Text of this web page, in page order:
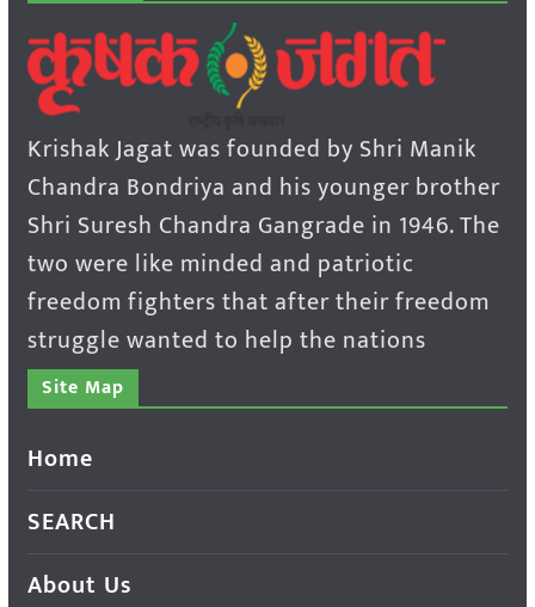
Krishak Jagat was founded by Shri Manik
Chandra Bondriya and his younger brother
Shri Suresh Chandra Gangrade in 1946. The
two were like minded and patriotic
freedom fighters that after their freedom
struggle wanted to help the nations
Site Map
Home
SEARCH
About Us